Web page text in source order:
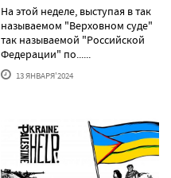
На этой неделе, выступая в так
называемом "Верховном суде"
так называемой "Российской
Федерации" по......
13 ЯНВАРЯ'2024